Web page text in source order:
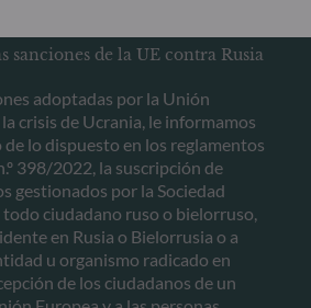
sanciones de la UE contra Rusia
adoptadas por la Unión
crisis de Ucrania, le informamos
lo dispuesto en los reglamentos
398/2022, la suscripción de
gestionados por la Sociedad
ciudadano ruso o bielorruso,
en Rusia o Bielorrusia o a
u organismo radicado en
de los ciudadanos de un